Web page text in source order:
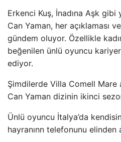
Erkenci Kuş, İnadına Aşk gibi
Can Yaman, her açıklaması
gündem oluyor. Özellikle
beğenilen ünlü oyuncu
ediyor.
Şimdilerde Villa Comell Mare
Can Yaman dizinin ikinci
Ünlü oyuncu İtalya’da
hayranınn telefonunu elinden